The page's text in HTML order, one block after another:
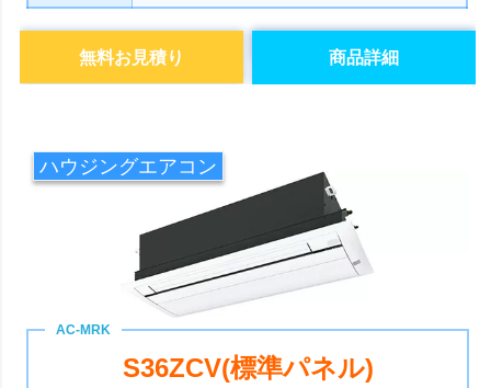
商品詳細
無料お見積り
ハウジングエアコン
S36ZCV(標準パネル)